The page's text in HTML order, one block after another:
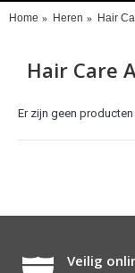
Home Heren Hair
Hair Care
Er zijn geen
Veilig